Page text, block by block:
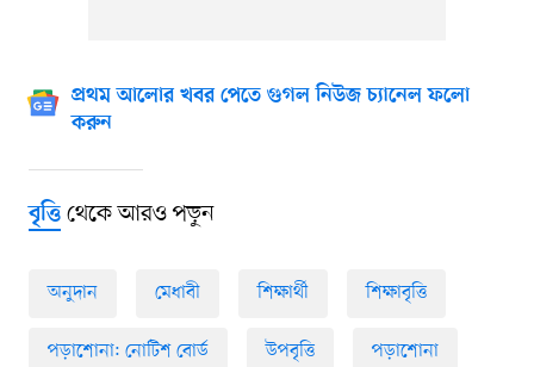
প্রথম আলোর খবর পেতে গুগল নিউজ চ্যানেল ফলো
করুন
বৃত্তিথেকে আরও পড়ুন
অনুদান মেধাবী শিক্ষার্থী শিক্ষাবৃত্তি
পড়াশোনা: নোটিশ বোর্ড উপবৃত্তি পড়াশোনা